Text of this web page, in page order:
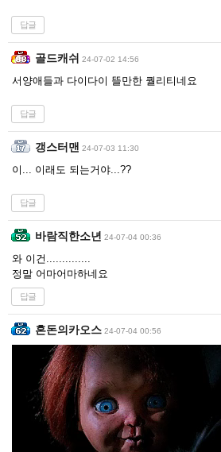
답글
골드캐쉬 24-07-02 14:56
서양애들과 다이다이 뜰만한 퀄리티네요
답글
갱스터맨 24-07-03 11:30
이... 이래도 되는거야...??
답글
바람직한소년 24-07-04 00:36
와 이건..............
정말 어마어마하네요
답글
혼돈의카오스 24-07-04 00:56